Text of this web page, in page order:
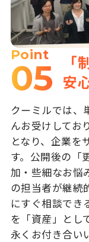
Point
05 安
クーミルでは、
んお受けしてお
となり、企業を
す。公開後の「
加・些細なお悩
の担当者が継続
にすぐ相談でき
を「資産」とし
永くお付き合い